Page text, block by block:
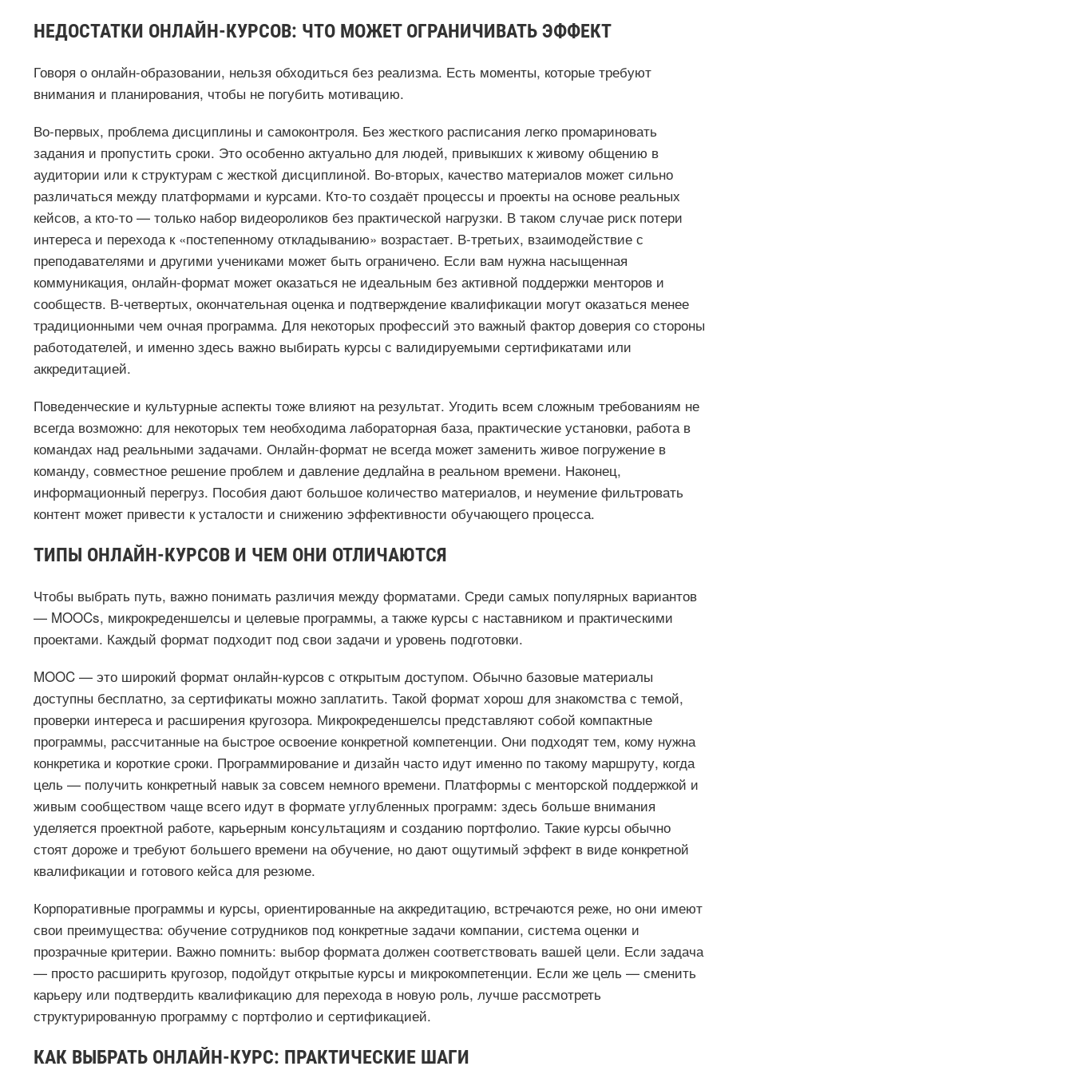
НЕДОСТАТКИ ОНЛАЙН-КУРСОВ: ЧТО МОЖЕТ ОГРАНИЧИВАТЬ ЭФФЕКТ
Говоря о онлайн-образовании, нельзя обходиться без реализма. Есть моменты, которые требуют
внимания и планирования, чтобы не погубить мотивацию.
Во-первых, проблема дисциплины и самоконтроля. Без жесткого расписания легко промариновать
задания и пропустить сроки. Это особенно актуально для людей, привыкших к живому общению в
аудитории или к структурам с жесткой дисциплиной. Во-вторых, качество материалов может сильно
различаться между платформами и курсами. Кто-то создаёт процессы и проекты на основе реальных
кейсов, а кто-то — только набор видеороликов без практической нагрузки. В таком случае риск потери
интереса и перехода к «постепенному откладыванию» возрастает. В-третьих, взаимодействие с
преподавателями и другими учениками может быть ограничено. Если вам нужна насыщенная
коммуникация, онлайн-формат может оказаться не идеальным без активной поддержки менторов и
сообществ. В-четвертых, окончательная оценка и подтверждение квалификации могут оказаться менее
традиционными чем очная программа. Для некоторых профессий это важный фактор доверия со стороны
работодателей, и именно здесь важно выбирать курсы с валидируемыми сертификатами или
аккредитацией.
Поведенческие и культурные аспекты тоже влияют на результат. Угодить всем сложным требованиям не
всегда возможно: для некоторых тем необходима лабораторная база, практические установки, работа в
командах над реальными задачами. Онлайн-формат не всегда может заменить живое погружение в
команду, совместное решение проблем и давление дедлайна в реальном времени. Наконец,
информационный перегруз. Пособия дают большое количество материалов, и неумение фильтровать
контент может привести к усталости и снижению эффективности обучающего процесса.
ТИПЫ ОНЛАЙН-КУРСОВ И ЧЕМ ОНИ ОТЛИЧАЮТСЯ
Чтобы выбрать путь, важно понимать различия между форматами. Среди самых популярных вариантов
— MOOCs, микрокреденшелсы и целевые программы, а также курсы с наставником и практическими
проектами. Каждый формат подходит под свои задачи и уровень подготовки.
MOOC — это широкий формат онлайн-курсов с открытым доступом. Обычно базовые материалы
доступны бесплатно, за сертификаты можно заплатить. Такой формат хорош для знакомства с темой,
проверки интереса и расширения кругозора. Микрокреденшелсы представляют собой компактные
программы, рассчитанные на быстрое освоение конкретной компетенции. Они подходят тем, кому нужна
конкретика и короткие сроки. Программирование и дизайн часто идут именно по такому маршруту, когда
цель — получить конкретный навык за совсем немного времени. Платформы с менторской поддержкой и
живым сообществом чаще всего идут в формате углубленных программ: здесь больше внимания
уделяется проектной работе, карьерным консультациям и созданию портфолио. Такие курсы обычно
стоят дороже и требуют большего времени на обучение, но дают ощутимый эффект в виде конкретной
квалификации и готового кейса для резюме.
Корпоративные программы и курсы, ориентированные на аккредитацию, встречаются реже, но они имеют
свои преимущества: обучение сотрудников под конкретные задачи компании, система оценки и
прозрачные критерии. Важно помнить: выбор формата должен соответствовать вашей цели. Если задача
— просто расширить кругозор, подойдут открытые курсы и микрокомпетенции. Если же цель — сменить
карьеру или подтвердить квалификацию для перехода в новую роль, лучше рассмотреть
структурированную программу с портфолио и сертификацией.
КАК ВЫБРАТЬ ОНЛАЙН-КУРС: ПРАКТИЧЕСКИЕ ШАГИ